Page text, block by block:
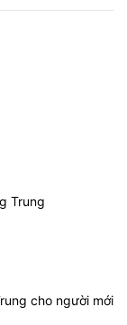
Trung
cho người mới